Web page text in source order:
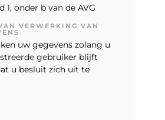
1, onder b van de AVG
VERWERKING VAN
uw gegevens zolang u
gebruiker blijft
u besluit zich uit te